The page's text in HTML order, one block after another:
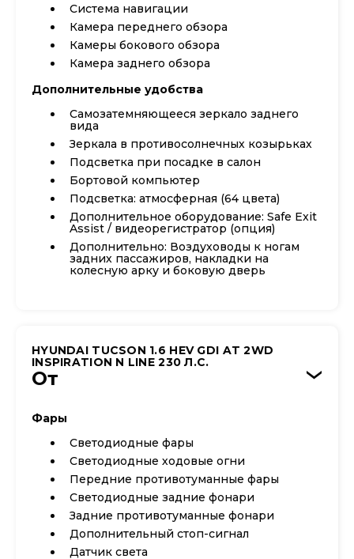
Система навигации
Камера переднего обзора
Камеры бокового обзора
Камера заднего обзора
Дополнительные удобства
Самозатемняющееся зеркало заднего
вида
Зеркала в противосолнечных козырьках
Подсветка при посадке в салон
Бортовой компьютер
Подсветка: атмосферная (64 цвета)
Дополнительное оборудование: Safe Exit
Assist / видеорегистратор (опция)
Дополнительно: Воздуховоды к ногам
задних пассажиров, накладки на
колесную арку и боковую дверь
HYUNDAI TUCSON 1.6 HEV GDI AT 2WD
INSPIRATION N LINE 230 Л.С.
От ›
Фары
Светодиодные фары
Светодиодные ходовые огни
Передние противотуманные фары
Cветодиодные задние фонари
Задние противотуманные фонари
Дополнительный стоп-сигнал
Датчик света